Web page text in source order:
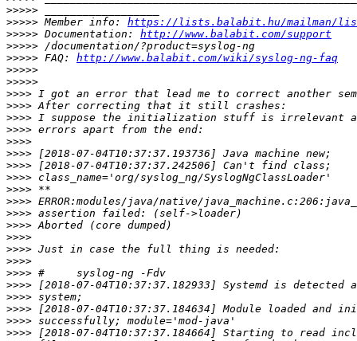
>>>>>
>>>>> Member info: https://lists.balabit.hu/mailman/
>>>>> Documentation: http://www.balabit.com/support
>>>>>
>>>>> FAQ: http://www.balabit.com/wiki/syslog-ng-faq
>>>>>
>>>>>
>>>>
>>>>
>>>>
>>>>
>>>>
>>>>
>>>>
>>>>
>>>>
>>>>
>>>>
>>>>
>>>>
>>>>
>>>>
>>>>
>>>>
>>>>
>>>>
>>>>
>>>>